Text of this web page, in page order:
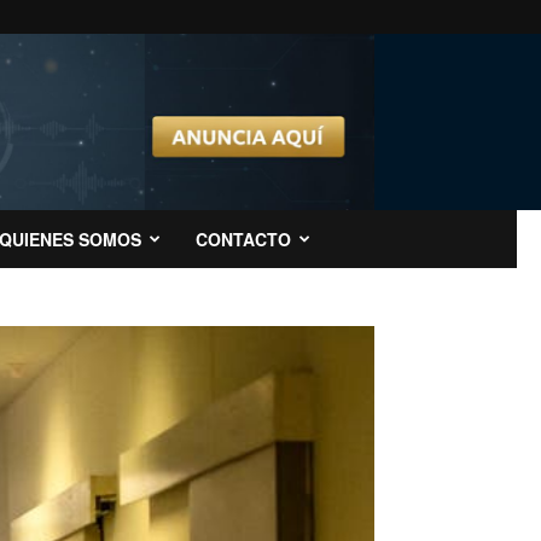
QUIENES SOMOS CONTACTO